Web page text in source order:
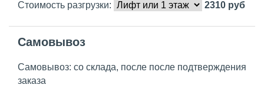
Стоимость разгрузки:
2310 руб
Самовывоз
Самовывоз: со склада, после после подтверждения
заказа